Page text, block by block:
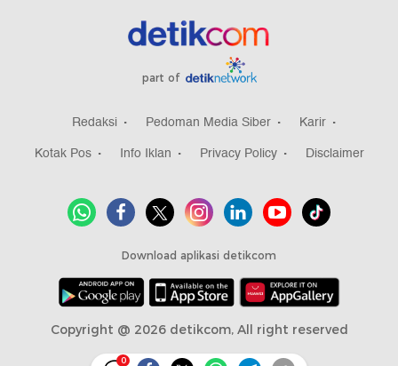
0
part of
Redaksi Pedoman Media Siber
Karir
Kotak Pos
Info Iklan Privacy Policy Disclaimer
Download aplikasi detikcom
Copyright @ 2026 detikcom, All right reserved